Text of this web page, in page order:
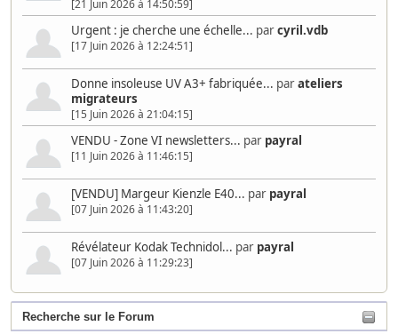
[21 Juin 2026 à 14:50:59]
Urgent : je cherche une échelle... parcyril.vdb
[17 Juin 2026 à 12:24:51]
Donne insoleuse UV A3+ fabriquée... parateliers
migrateurs
[15 Juin 2026 à 21:04:15]
VENDU - Zone VI newsletters... par payral
[11 Juin 2026 à 11:46:15]
[VENDU] Margeur Kienzle E40... par payral
[07 Juin 2026 à 11:43:20]
Révélateur Kodak Technidol... par payral
[07 Juin 2026 à 11:29:23]
Recherche sur le Forum